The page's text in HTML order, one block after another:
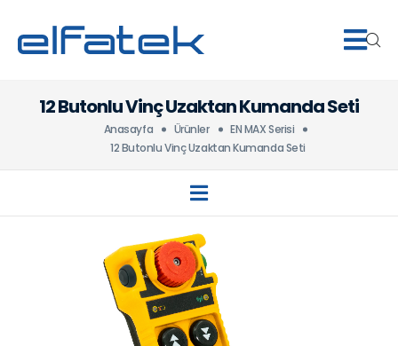
12 Butonlu Vinç Uzaktan Kumanda Seti
Anasayfa Ürünler
EN MAX Serisi
12 Butonlu Vinç Uzaktan Kumanda Seti